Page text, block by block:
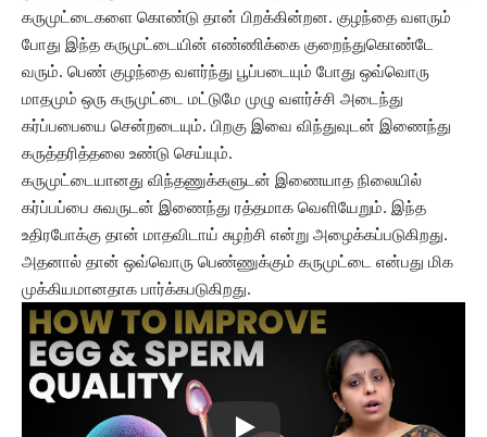
கருமுட்டைகளை கொண்டு தான் பிறக்கின்றன. குழந்தை வளரும்
போது இந்த கருமுட்டையின் எண்ணிக்கை குறைந்துகொண்டே
வரும். பெண் குழந்தை வளர்ந்து பூப்படையும் போது ஒவ்வொரு
மாதமும் ஒரு கருமுட்டை மட்டுமே முழு வளர்ச்சி அடைந்து
கர்ப்பபையை சென்றடையும். பிறகு இவை விந்துவுடன் இணைந்து
கருத்தரித்தலை உண்டு செய்யும்.
கருமுட்டையானது விந்தணுக்களுடன் இணையாத நிலையில்
கர்ப்பப்பை சுவருடன் இணைந்து ரத்தமாக வெளியேறும். இந்த
உதிரபோக்கு தான் மாதவிடாய் சுழற்சி என்று அழைக்கப்படுகிறது.
அதனால் தான் ஒவ்வொரு பெண்ணுக்கும் கருமுட்டை என்பது மிக
முக்கியமானதாக பார்க்கபடுகிறது.